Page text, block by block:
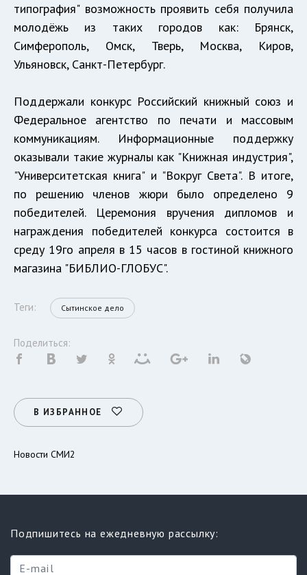
типография" возможность проявить себя получила
молодёжь из таких городов как: Брянск,
Симферополь, Омск, Тверь, Москва, Киров,
Ульяновск, Санкт-Петербург.
Поддержали конкурс Российский книжный союз и
Федеральное агентство по печати и массовым
коммуникациям. Информационные поддержку
оказывали такие журналы как "Книжная индустрия",
"Университетская книга" и "Вокруг Света". В итоге,
по решению членов жюри было определено 9
победителей. Церемония вручения дипломов и
награждения победителей конкурса состоится в
среду 19го апреля в 15 часов в гостиной книжного
магазина "БИБЛИО-ГЛОБУС".
Теги: Сытинское дело
Поделиться:
В ИЗБРАННОЕ
Новости СМИ2
Подпишитесь на ежедневную рассылку: